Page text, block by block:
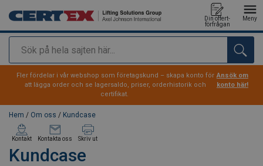
Sök
Din offert-
förfrågan
Meny
tillagd i varukorg
Fler fördelar i vår webshop som företagskund – skapa konto för
att lägga order och se lagersaldo, priser, orderhistorik och
certifikat.
Ansök om
konto här!
Hem / Om oss / Kundcase
Kundcase
Kontakt Kontakta oss Skriv ut